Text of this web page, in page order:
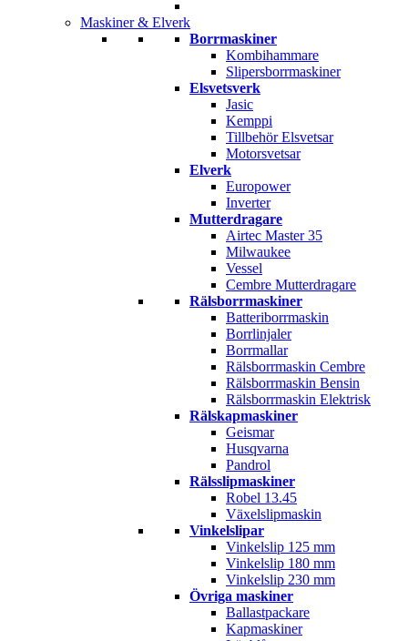
Maskiner & Elverk
Borrmaskiner
Kombihammare
Slipersborrmaskiner
Elsvetsverk
Jasic
Kemppi
Tillbehör Elsvetsar
Motorsvetsar
Elverk
Europower
Inverter
Mutterdragare
Airtec Master 35
Milwaukee
Vessel
Cembre Mutterdragare
Rälsborrmaskiner
Batteriborrmaskin
Borrlinjaler
Borrmallar
Rälsborrmaskin Cembre
Rälsborrmaskin Bensin
Rälsborrmaskin Elektrisk
Rälskapmaskiner
Geismar
Husqvarna
Pandrol
Rälsslipmaskiner
Robel 13.45
Växelslipmaskin
Vinkelslipar
Vinkelslip 125 mm
Vinkelslip 180 mm
Vinkelslip 230 mm
Övriga maskiner
Ballastpackare
Kapmaskiner